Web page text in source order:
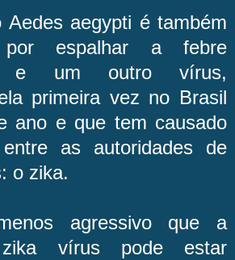
Aedes aegypti é também
por espalhar a febre
e um outro vírus,
primeira vez no Brasil
ano e que tem causado
entre as autoridades de
o zika.
agressivo que a
vírus pode estar